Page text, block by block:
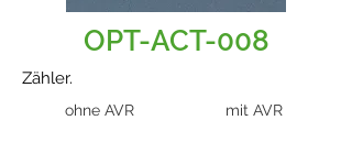
OPT-ACT-008
Zähler.
ohne AVR mit AVR